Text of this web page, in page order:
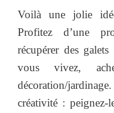
Voilà une jolie
Profitez d’une
récupérer des
vous vivez,
décoration/
créativité : peignez-